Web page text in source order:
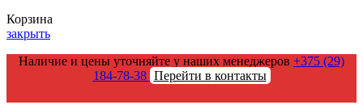
Корзина
закрыть
Наличие и цены уточняйте у наших менеджеров +375 (29)
184-78-38 Перейти в контакты